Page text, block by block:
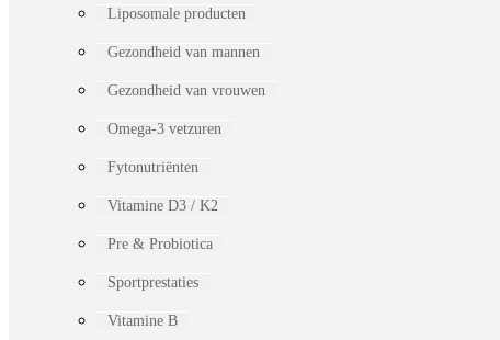
Liposomale producten
Gezondheid van mannen
Gezondheid van vrouwen
Omega-3 vetzuren
Fytonutriënten
Vitamine D3 / K2
Pre & Probiotica
Sportprestaties
Vitamine B